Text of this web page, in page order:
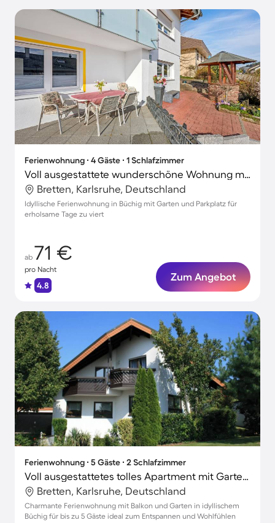
Ferienwohnung ∙ 4 Gäste ∙ 1 Schlafzimmer
Voll ausgestattete wunderschöne Wohnung mit Terrasse und Garten | Naturblick
Bretten, Karlsruhe, Deutschland
Idyllische Ferienwohnung in Büchig mit Garten und Parkplatz für
erholsame Tage zu viert
ab 71 €
pro Nacht
4.8
Zum Angebot
Ferienwohnung ∙ 5 Gäste ∙ 2 Schlafzimmer
Voll ausgestattetes tolles Apartment mit Garten | Perfekt für die Arbeit von Zuhause
Bretten, Karlsruhe, Deutschland
Charmante Ferienwohnung mit Balkon und Garten in idyllischem
Büchig für bis zu 5 Gäste ideal zum Entspannen und Wohlfühlen